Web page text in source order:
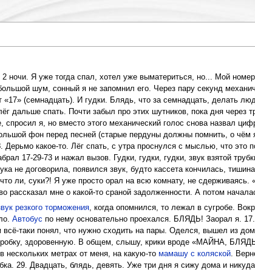
ночи. Я уже тогда спал, хотел уже выматериться, но... Мой
шум, сонный я не запомнил его. Через пару секунд
«17» (семнадцать). И гудки. Блядь, что за семнадцать, делать
дальше спать. Почти забыл про этих шутников, пока дня через
я, но вместо этого механический голос снова назвал
фон перед песней (старые пердуны должны помнить, о чём
какое-то. Лёг спать, с утра проснулся с мыслью, что это
17-29-73 и нажал вызов. Гудки, гудки, гудки, звук взятой
не договорила, появился звук, будто кассета кончилась,
ли, суки?! Я уже просто орал на всю комнату, не
рассказал мне о какой-то сраной задолженности. А потом
резкого торможения, когда опомнился, то лежал в сугробе.
Автобус по нему основательно проехался. БЛЯДЬ! Заорал я.
таки понял, что нужно сходить на пары. Оделся, вышел из
здоровенную. В общем, слышу, крики вроде «МАЙНА,
нескольких метрах от меня, на какую-то мамашу с коляской.
29. Двадцать, блядь, девять. Уже три дня я сижу дома и